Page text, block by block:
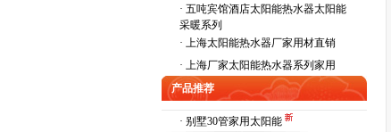
· 五吨宾馆酒店太阳能热水器太阳能
采暖系列
· 上海太阳能热水器厂家用材直销
· 上海厂家太阳能热水器系列家用
产品推荐
· 别墅30管家用太阳能